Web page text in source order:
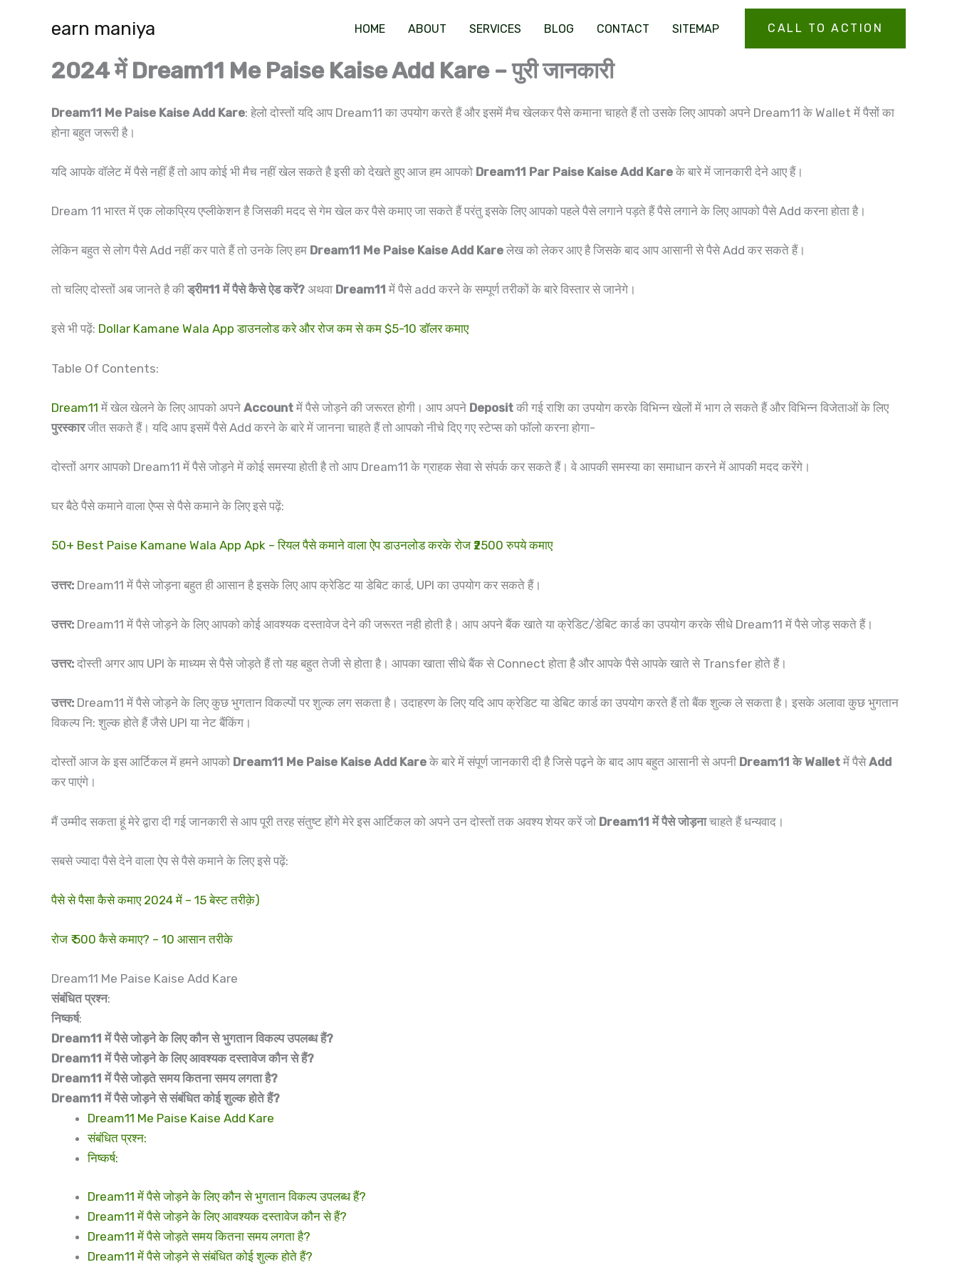
earn maniya HOME ABOUT SERVICES BLOG CONTACT SITEMAP CALL TO ACTION
2024 में Dream11 Me Paise Kaise Add Kare – पुरी जानकारी
Dream11 Me Paise Kaise Add Kare: हेलो दोस्तों यदि आप Dream11 का उपयोग करते हैं और इसमें मैच खेलकर पैसे कमाना चाहते हैं तो उसके लिए आपको अपने Dream11 के Wallet में पैसों का
होना बहुत जरूरी है।
यदि आपके वॉलेट में पैसे नहीं हैं तो आप कोई भी मैच नहीं खेल सकते है इसी को देखते हुए आज हम आपको Dream11 Par Paise Kaise Add Kare के बारे में जानकारी देने आए हैं।
Dream 11 भारत में एक लोकप्रिय एप्लीकेशन है जिसकी मदद से गेम खेल कर पैसे कमाए जा सकते हैं परंतु इसके लिए आपको पहले पैसे लगाने पड़ते हैं पैसे लगाने के लिए आपको पैसे Add करना होता है।
लेकिन बहुत से लोग पैसे Add नहीं कर पाते हैं तो उनके लिए हम Dream11 Me Paise Kaise Add Kare लेख को लेकर आए है जिसके बाद आप आसानी से पैसे Add कर सकते हैं।
तो चलिए दोस्तों अब जानते है की ड्रीम11 में पैसे कैसे ऐड करें? अथवा Dream11 में पैसे add करने के सम्पूर्ण तरीकों के बारे विस्तार से जानेगे।
इसे भी पढ़ें: Dollar Kamane Wala App डाउनलोड करे और रोज कम से कम $5-10 डॉलर कमाए
Table Of Contents:
Dream11 में खेल खेलने के लिए आपको अपने Account में पैसे जोड़ने की जरूरत होगी। आप अपने Deposit की गई राशि का उपयोग करके विभिन्न खेलों में भाग ले सकते हैं और विभिन्न विजेताओं के लिए
पुरस्कारजीत सकते हैं। यदि आप इसमें पैसे Add करने के बारे में जानना चाहते हैं तो आपको नीचे दिए गए स्टेप्स को फॉलो करना होगा-
दोस्तों अगर आपको Dream11 में पैसे जोड़ने में कोई समस्या होती है तो आप Dream11 के ग्राहक सेवा से संपर्क कर सकते हैं। वे आपकी समस्या का समाधान करने में आपकी मदद करेंगे।
घर बैठे पैसे कमाने वाला ऐप्स से पैसे कमाने के लिए इसे पढ़ें:
50+ Best Paise Kamane Wala App Apk – रियल पैसे कमाने वाला ऐप डाउनलोड करके रोज ₹2500 रुपये कमाए
उत्तर: Dream11 में पैसे जोड़ना बहुत ही आसान है इसके लिए आप क्रेडिट या डेबिट कार्ड, UPI का उपयोग कर सकते हैं।
उत्तर: Dream11 में पैसे जोड़ने के लिए आपको कोई आवश्यक दस्तावेज देने की जरूरत नही होती है। आप अपने बैंक खाते या क्रेडिट/डेबिट कार्ड का उपयोग करके सीधे Dream11 में पैसे जोड़ सकते हैं।
उत्तर: दोस्ती अगर आप UPI के माध्यम से पैसे जोड़ते हैं तो यह बहुत तेजी से होता है। आपका खाता सीधे बैंक से Connect होता है और आपके पैसे आपके खाते से Transfer होते हैं।
उत्तर: Dream11 में पैसे जोड़ने के लिए कुछ भुगतान विकल्पों पर शुल्क लग सकता है। उदाहरण के लिए यदि आप क्रेडिट या डेबिट कार्ड का उपयोग करते हैं तो बैंक शुल्क ले सकता है। इसके अलावा कुछ भुगतान
विकल्प नि: शुल्क होते हैं जैसे UPI या नेट बैंकिंग।
दोस्तों आज के इस आर्टिकल में हमने आपको Dream11 Me Paise Kaise Add Kare के बारे में संपूर्ण जानकारी दी है जिसे पढ़ने के बाद आप बहुत आसानी से अपनी Dream11 के Wallet में पैसेAdd
कर पाएंगे।
मैं उम्मीद सकता हूं मेरे द्वारा दी गई जानकारी से आप पूरी तरह संतुष्ट होंगे मेरे इस आर्टिकल को अपने उन दोस्तों तक अवश्य शेयर करें जो Dream11 में पैसे जोड़नाचाहते हैं धन्यवाद।
सबसे ज्यादा पैसे देने वाला ऐप से पैसे कमाने के लिए इसे पढ़ें:
पैसे से पैसा कैसे कमाए 2024 में – 15 बेस्ट तरीक़े)
रोज ₹ 500 कैसे कमाए? – 10 आसान तरीके
Dream11 Me Paise Kaise Add Kare
संबंधित प्रश्न:
निष्कर्ष:
Dream11 में पैसे जोड़ने के लिए कौन से भुगतान विकल्प उपलब्ध हैं?
Dream11 में पैसे जोड़ने के लिए आवश्यक दस्तावेज कौन से हैं?
Dream11 में पैसे जोड़ते समय कितना समय लगता है?
Dream11 में पैसे जोड़ने से संबंधित कोई शुल्क होते हैं?
Dream11 Me Paise Kaise Add Kare
संबंधित प्रश्न:
निष्कर्ष:
Dream11 में पैसे जोड़ने के लिए कौन से भुगतान विकल्प उपलब्ध हैं?
Dream11 में पैसे जोड़ने के लिए आवश्यक दस्तावेज कौन से हैं?
Dream11 में पैसे जोड़ते समय कितना समय लगता है?
Dream11 में पैसे जोड़ने से संबंधित कोई शुल्क होते हैं?